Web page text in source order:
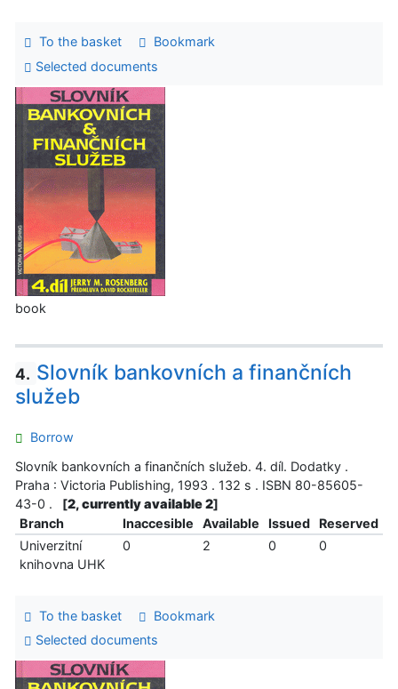
To the basket
Bookmark
Selected documents
book
4. Slovník bankovních a finančních
služeb
Borrow
Slovník bankovních a finančních služeb. 4. díl. Dodatky .
Praha : Victoria Publishing, 1993 . 132 s . ISBN 80-85605-
43-0 .
[2, currently available 2]
Branch
Inaccesible Available Issued
Reserved
Univerzitní
knihovna UHK
0 2 0 0
To the basket
Bookmark
Selected documents